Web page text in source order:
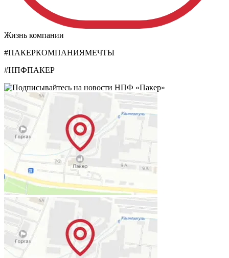
Жизнь компании
#ПАКЕРКОМПАНИЯМЕЧТЫ
#НПФПАКЕР